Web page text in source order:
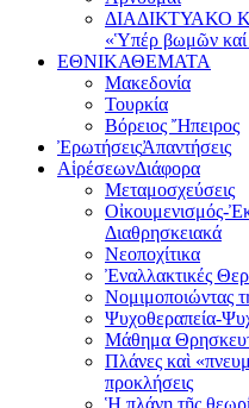
ΔΙΑΔΙΚΤΥΑΚΟ
«Ὑπέρ βωμῶν καί
ΕΘΝΙΚΑΘΕΜΑΤΑ
Μακεδονία
Τουρκία
Βόρειος Ἤπειρος
ἘρωτήσειςἈπαντήσεις
ΑἱρέσεωνΔιάφορα
Μεταμοσχεύσεις
Οἰκουμενισμός-
Διαθρησκειακά
Νεοποχίτικα
Ἐναλλακτικές
Νομιμοποιώντας
Ψυχοθεραπεία-
Μάθημα
Πλάνες καὶ
προκλήσεις
Ἡ πλάνη τῆς